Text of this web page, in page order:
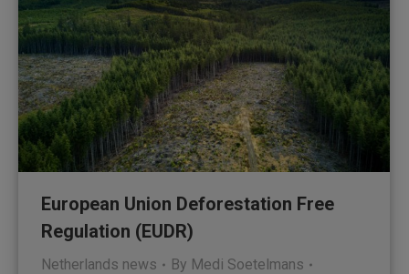
European Union Deforestation Free
Regulation (EUDR)
Netherlands news By Medi Soetelmans